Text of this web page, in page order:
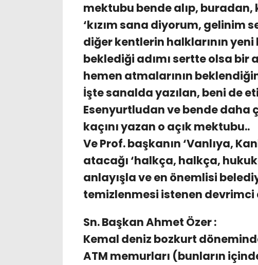
mektubu bende alıp, buradan,
‘kızım sana diyorum, gelinim
diğer kentlerin halklarının
beklediği adımı sertte olsa bir
hemen atmalarının
İşte sanalda yazılan, beni de
Esenyurtludan ve bende daha
kaçını yazan o açık mektubu..
Ve Prof. başkanın ‘Vanlıya,
atacağı ‘halkça, halkça,
anlayışla ve en önemlisi
temizlenmesi istenen devrimci
Sn. Başkan Ahmet Özer :
Kemal deniz bozkurt
ATM memurları (bunların